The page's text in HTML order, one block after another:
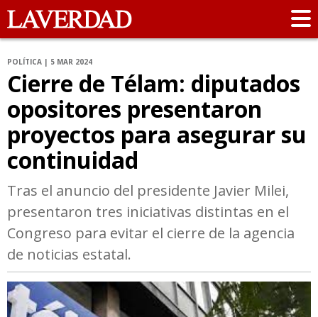
POLÍTICA | 5 MAR 2024
Cierre de Télam: diputados
opositores presentaron
proyectos para asegurar su
continuidad
Tras el anuncio del presidente Javier Milei,
presentaron tres iniciativas distintas en el
Congreso para evitar el cierre de la agencia
de noticias estatal.